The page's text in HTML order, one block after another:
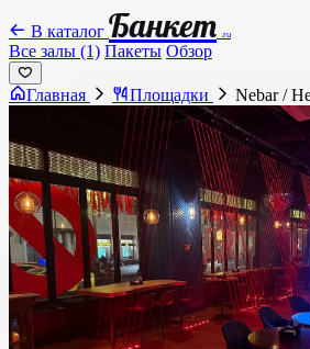
В каталог Банкет .ru
Все залы (1) Пакеты Обзор
Главная Площадки Nebar /